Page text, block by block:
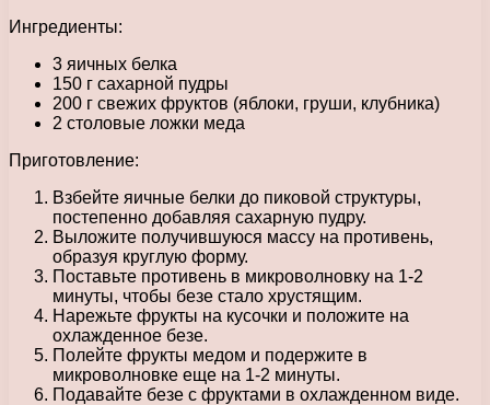
Ингредиенты:
3 яичных белка
150 г сахарной пудры
200 г свежих фруктов (яблоки, груши, клубника)
2 столовые ложки меда
Приготовление:
Взбейте яичные белки до пиковой структуры,
постепенно добавляя сахарную пудру.
Выложите получившуюся массу на противень,
образуя круглую форму.
Поставьте противень в микроволновку на 1-2
минуты, чтобы безе стало хрустящим.
Нарежьте фрукты на кусочки и положите на
охлажденное безе.
Полейте фрукты медом и подержите в
микроволновке еще на 1-2 минуты.
Подавайте безе с фруктами в охлажденном виде.